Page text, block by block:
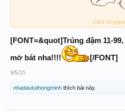
song lô
11 -
Thân Chúc Ace
Click to
[FONT=&quot]Trúng đậm 11-
mở bát nha!!!! [/FONT]
9/5/15
nhadaututhongminh thích bài này.